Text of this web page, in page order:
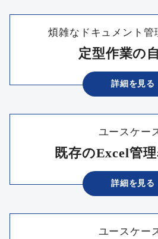
煩雑なドキュメント管
定型作業の
詳細を⾒る
ユースケー
既存のExcel管
詳細を⾒る
ユースケー